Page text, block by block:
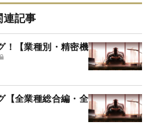
連記事
！【業種別・精密機
【全業種総合編・全